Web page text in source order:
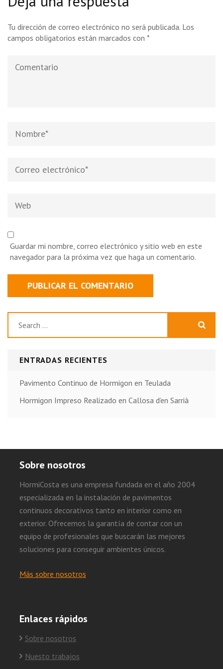
Tu dirección de correo electrónico no será publicada. Los
campos obligatorios están marcados con *
electrónico*
Guardar mi nombre, correo electrónico y sitio web en este
navegador para la próxima vez que haga un comentario.
ENTRADAS RECIENTES
Pavimento Continuo de Hormigon en Teulada
Hormigon Impreso Realizado en Callosa d’en Sarrià
Sobre nosotros
HormiCosta es una empresa fundada en el año 2004
especializada en la instalación de pavimentos
continuos decorativos tanto en interior como en
exterior. Ofrecemos la garantía de contar con un
equipo de profesionales que buscarán las mejores
soluciones para conseguir ambientes únicos.
Más sobre nosotros
Enlaces rápidos
Sobre nosotros
Nuesto trabajos